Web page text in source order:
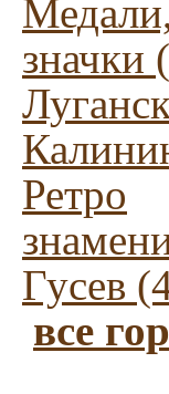
значки
Ретро
Гусев
все